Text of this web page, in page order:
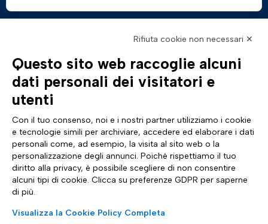
AZIENDA
Profilo aziendale
Certificazioni
Sostenibilità
Cyber Security
Analyst Report
Dichiarazione di Accessibilità
TUTTO SU DI NOI
Documentazione
Comunicati stampa
Sito internazionale
Diventa Partner
ASSISTENZA
Contattaci
FAQ e guide
Whistleblowing
Trasparenza tariffaria
SEGUICI SU
Rifiuta cookie non necessari ✕
Questo sito web raccoglie alcuni
dati personali dei visitatori e
utenti
Con il tuo consenso, noi e i nostri partner utilizziamo i cookie
e tecnologie simili per archiviare, accedere ed elaborare i dati
personali come, ad esempio, la visita al sito web o la
personalizzazione degli annunci. Poiché rispettiamo il tuo
diritto alla privacy, è possibile scegliere di non consentire
alcuni tipi di cookie. Clicca su preferenze GDPR per saperne
di più.
Visualizza la Cookie Policy Completa